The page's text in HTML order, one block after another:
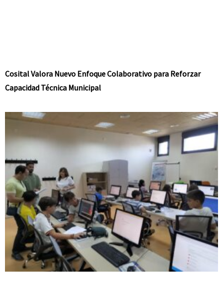
Cosital Valora Nuevo Enfoque Colaborativo para Reforzar
Capacidad Técnica Municipal